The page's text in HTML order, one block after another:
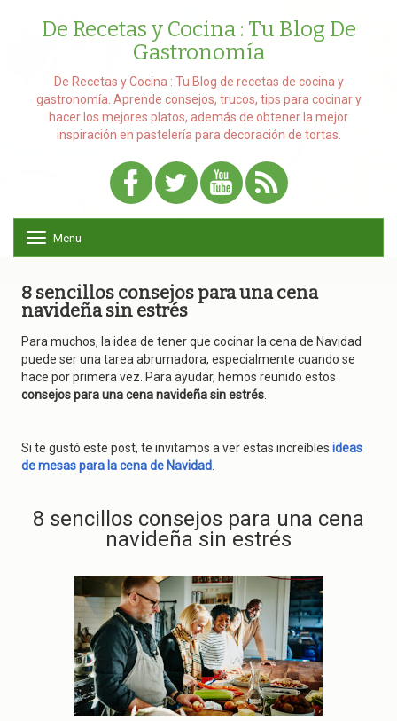
De Recetas y Cocina : Tu Blog De
Gastronomía
De Recetas y Cocina : Tu Blog de recetas de cocina y
gastronomía. Aprende consejos, trucos, tips para cocinar y
hacer los mejores platos, además de obtener la mejor
inspiración en pastelería para decoración de tortas.
o
g
l
a
v
i
g
i
o
Menu
8 sencillos consejos para una cena
navideña sin estrés
Para muchos, la idea de tener que cocinar la cena de Navidad
puede ser una tarea abrumadora, especialmente cuando se
hace por primera vez. Para ayudar, hemos reunido estos
consejos para una cena navideña sin estrés
Si te gustó este post, te invitamos a ver estas increíbles ideas
de mesas para la cena de Navidad
8 sencillos consejos para una cena
navideña sin estrés